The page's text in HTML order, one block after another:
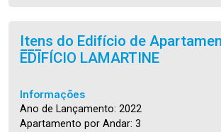
Itens do Edifício de
EDIFÍCIO LAMARTINE
Informações
Ano de Lançamento: 2022
Apartamento por Andar: 3